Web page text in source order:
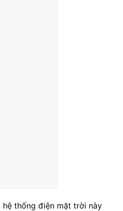
hệ thống điện mặt trời này